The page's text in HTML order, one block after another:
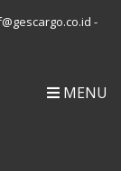
-
MENU